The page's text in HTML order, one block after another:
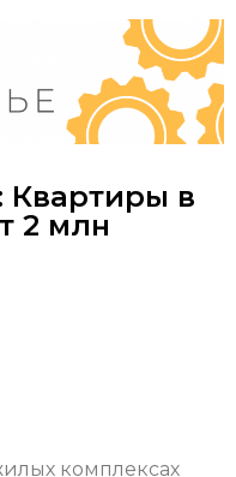
Квартиры в
2 млн
комплексах